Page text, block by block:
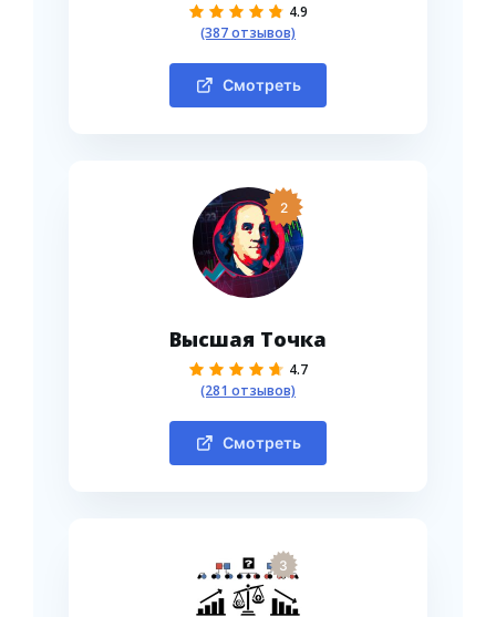
4.9
(387 отзывов)
Смотреть
2
Высшая Точка
4.7
(281 отзывов)
Смотреть
3